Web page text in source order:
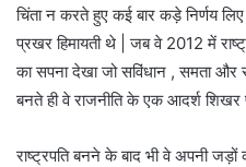
चिंता न करते हुए कई बार कड़े निर्णय
प्रखर हिमायती थे | जब वे 2012 में
का सपना देखा जो सविंधान , समता और
बनते ही वे राजनीति के एक आदर्श शिखर
राष्ट्रपति बनने के बाद भी वे अपनी